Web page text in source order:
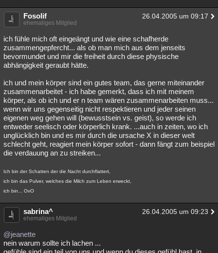
Fosolif 26.04.2005 um 09:17
ehemaliges Mitglied
ich fühle mich oft eingeängt und wie eine schafherde
zusammengepfercht... als ob man mich aus dem jenseits
bevormundet und mir die freiheit durch diese physische
abhängigkeit geraubt hätte.
ich und mein körper sind ein gutes team, das gerne miteinander
zusammenarbeitet - ich habe gemerkt, dass ich mit meinem
körper, als ob ich und er n team wären zusammenarbeiten muss...
wenn wir uns gegenseitig nicht respektieren und jeder seinen
eigenen weg gehen will (bewusstsein vs. geist), so werde ich
entweder seelisch oder körperlich krank. ...auch in zeiten, wo ich
unglücklich bin und es mir durch die ursache X in dieser welt
schlecht geht, reagiert mein körper sofort - dann fängt zum beispiel
die verdauung an zu streiken...
Ich bin der Schatten der die Nacht durchflattert,
ich bin das Pulver, welches die Milch zum Leben erweckt,
ich bin... OvO
sabrina^ 26.04.2005 um 09:23
ehemaliges Mitglied
@jeanette
nein warum sollte ich lachen ...